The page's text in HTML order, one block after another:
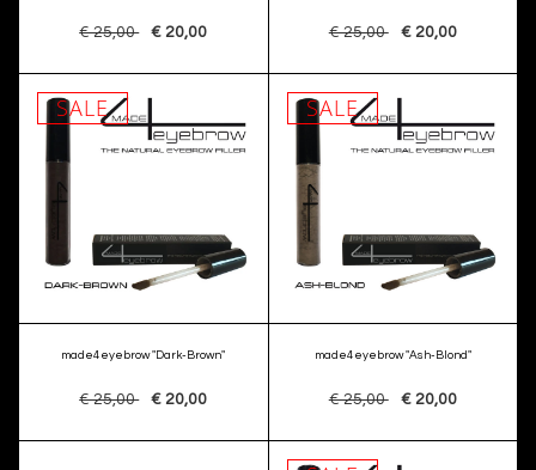
€ 25,00 € 20,00 € 25,00 € 20,00
SALE
made4eyebrow "Dark-Brown"
€ 25,00 € 20,00
SALE
made4eyebrow "Ash-Blond"
€ 25,00 € 20,00